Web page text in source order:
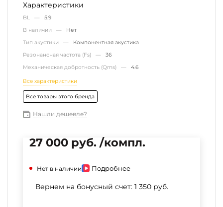
Характеристики
BL — 5.9
В наличии — Нет
Тип акустики — Компонентная акустика
Резонансная частота (Fs) — 36
Механическая добротность (Qms) — 4.6
Все характеристики
Все товары этого бренда
Нашли дешевле?
27 000 руб. /компл.
Нет в наличии Подробнее
Вернем на бонусный счет: 1 350 руб.